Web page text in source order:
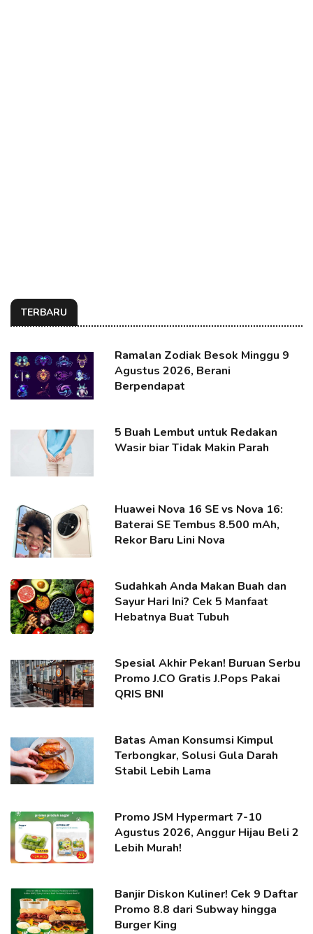
TERBARU
Ramalan Zodiak Besok Minggu 9
Agustus 2026, Berani
Berpendapat
5 Buah Lembut untuk Redakan
Wasir biar Tidak Makin Parah
Huawei Nova 16 SE vs Nova 16:
Baterai SE Tembus 8.500 mAh,
Rekor Baru Lini Nova
Sudahkah Anda Makan Buah dan
Sayur Hari Ini? Cek 5 Manfaat
Hebatnya Buat Tubuh
Spesial Akhir Pekan! Buruan Serbu
Promo J.CO Gratis J.Pops Pakai
QRIS BNI
Batas Aman Konsumsi Kimpul
Terbongkar, Solusi Gula Darah
Stabil Lebih Lama
Promo JSM Hypermart 7-10
Agustus 2026, Anggur Hijau Beli 2
Lebih Murah!
Banjir Diskon Kuliner! Cek 9 Daftar
Promo 8.8 dari Subway hingga
Burger King